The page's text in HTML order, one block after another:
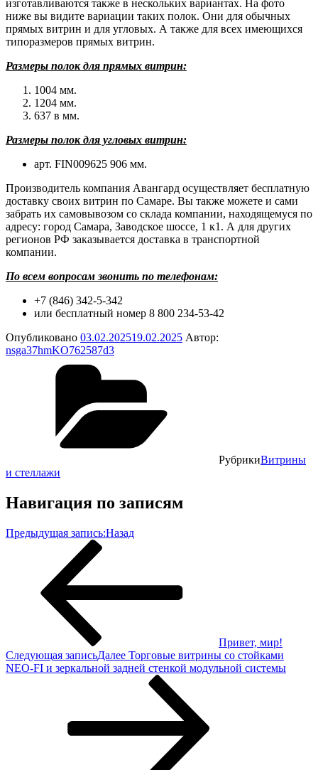
изготавливаются также в нескольких вариантах. На фото
ниже вы видите вариации таких полок. Они для обычных
прямых витрин и для угловых. А также для всех имеющихся
типоразмеров прямых витрин.
Размеры полок для прямых витрин:
1004 мм.
1204 мм.
637 в мм.
Размеры полок для угловых витрин:
арт. FIN009625 906 мм.
Производитель компания Авангард осуществляет бесплатную
доставку своих витрин по Самаре. Вы также можете и сами
забрать их самовывозом со склада компании, находящемуся по
адресу: город Самара, Заводское шоссе, 1 к1. А для других
регионов РФ заказывается доставка в транспортной
компании.
По всем вопросам звонить по телефонам:
+7 (846) 342-5-342
или бесплатный номер 8 800 234-53-42
Опубликовано 03.02.202519.02.2025 Автор:
nsga37hmKO762587d3
РубрикиВитрины
и стеллажи
Навигация по записям
Предыдущая запись:Назад
Привет, мир!
Следующая записьДалее Торговые витрины со стойками
NEO-FI и зеркальной задней стенкой модульной системы